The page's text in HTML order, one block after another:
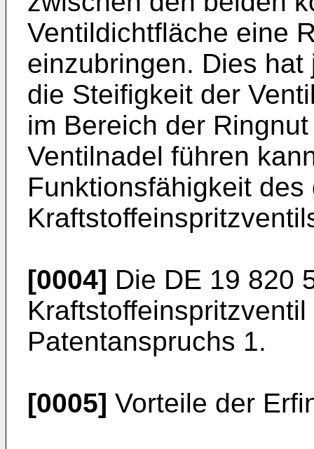
Ventildichtfläche eine
einzubringen. Dies
die Steifigkeit der
im Bereich der
Ventilnadel führen
Funktionsfähigkeit des
[0004] Die DE 19 820
Patentanspruchs 1.
[0005] Vorteile der